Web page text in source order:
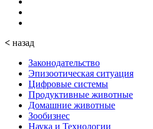
< назад
Законодательство
Эпизоотическая ситуация
Цифровые системы
Продуктивные животные
Домашние животные
Зообизнес
Наука и Технологии